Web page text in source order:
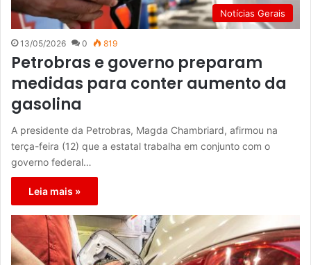
Notícias Gerais
13/05/2026 0 819
Petrobras e governo preparam
medidas para conter aumento da
gasolina
A presidente da Petrobras, Magda Chambriard, afirmou na
terça-feira (12) que a estatal trabalha em conjunto com o
governo federal…
Leia mais »